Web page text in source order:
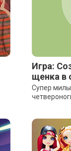
Игра:
щенка в
Супер